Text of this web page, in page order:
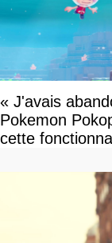
« J'avais
Pokemon
cette